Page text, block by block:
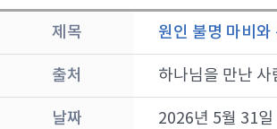
제목 원인 불명 마비
출처 하나님을 만난 사
날짜 2026년 5월 31일